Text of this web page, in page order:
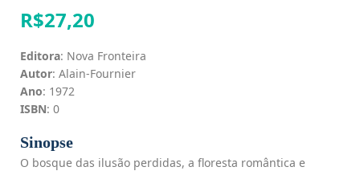
R$27,20
Editora: Nova Fronteira
Autor: Alain-Fournier
Ano: 1972
ISBN: 0
Sinopse
O bosque das ilusão perdidas, a floresta romântica e